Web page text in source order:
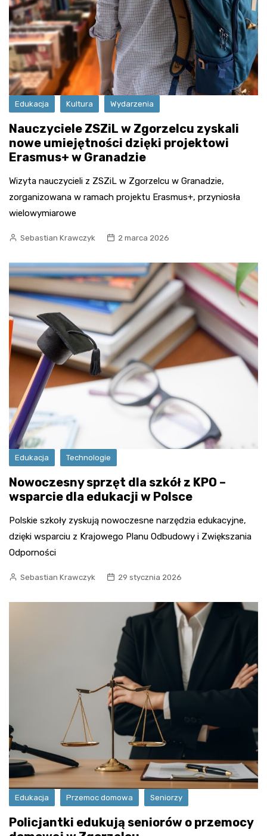
Edukacja Kultura Wydarzenia
Nauczyciele ZSZiL w Zgorzelcu zyskali
nowe umiejętności dzięki projektowi
Erasmus+ w Granadzie
Wizyta nauczycieli z ZSZiL w Zgorzelcu w Granadzie,
zorganizowana w ramach projektu Erasmus+, przyniosła
wielowymiarowe
Sebastian Krawczyk 2 marca 2026
Edukacja Technologie
Nowoczesny sprzęt dla szkół z KPO –
wsparcie dla edukacji w Polsce
Polskie szkoły zyskują nowoczesne narzędzia edukacyjne,
dzięki wsparciu z Krajowego Planu Odbudowy i Zwiększania
Odporności
Sebastian Krawczyk 29 stycznia 2026
Edukacja Przemoc domowa Seniorzy
Policjantki edukują seniorów o przemocy